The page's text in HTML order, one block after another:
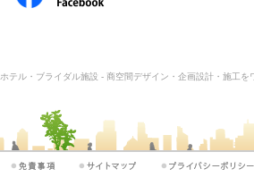
ホテル・ブライダル施設 - 商空間デザイン・企画設計・施工